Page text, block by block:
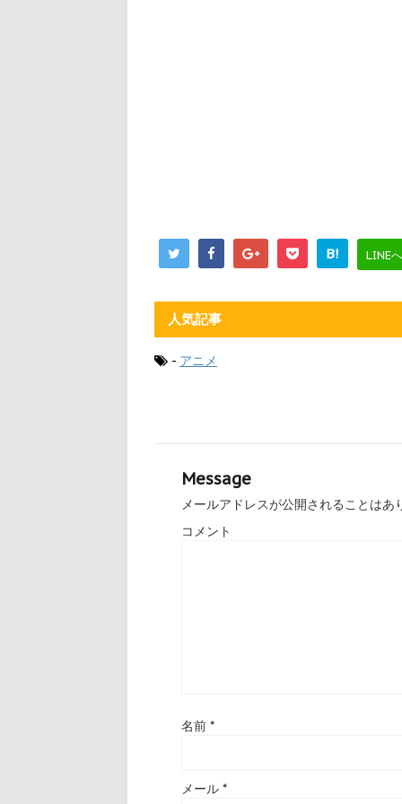
B! LINE
人気記事
- アニメ
Message
メールアドレスが公開されることはあ
コメント
名前 *
メール *